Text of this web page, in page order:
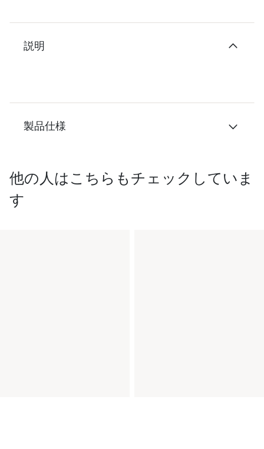
説明
製品仕様
他の人はこちらもチェックしていま
す